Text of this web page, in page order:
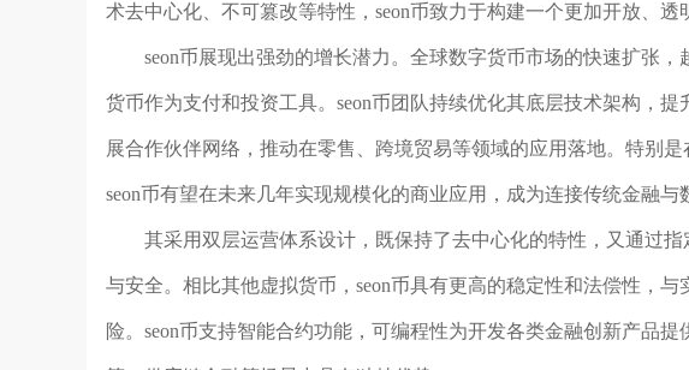
术去中心化、不可篡改等特性，seon币致力于构建一个更加开放、透
seon币展现出强劲的增长潜力。全球数字货币市场的快速扩张
货币作为支付和投资工具。seon币团队持续优化其底层技术架构，
展合作伙伴网络，推动在零售、跨境贸易等领域的应用落地。特别
seon币有望在未来几年实现规模化的商业应用，成为连接传统金融与
其采用双层运营体系设计，既保持了去中心化的特性，又通过
与安全。相比其他虚拟货币，seon币具有更高的稳定性和法偿性，
险。seon币支持智能合约功能，可编程性为开发各类金融创新产品